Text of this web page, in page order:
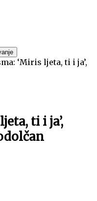
‘Miris ljeta, ti i ja’,
ti i ja’,